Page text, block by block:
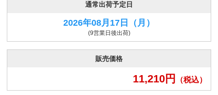
通常出荷予定日
2026年08月17日 （月）
(9営業日後出荷)
販売価格
11,210円 （税込）